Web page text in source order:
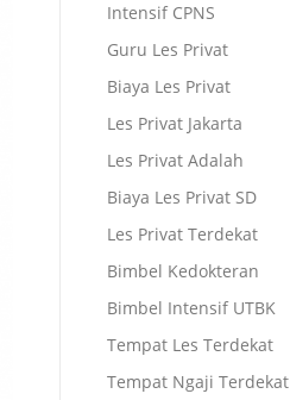
Intensif CPNS
Guru Les Privat
Biaya Les Privat
Les Privat Jakarta
Les Privat Adalah
Biaya Les Privat SD
Les Privat Terdekat
Bimbel Kedokteran
Bimbel Intensif UTBK
Tempat Les Terdekat
Tempat Ngaji Terdekat